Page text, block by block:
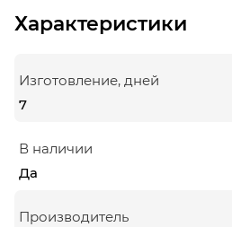
Характеристики
Изготовление, дней
7
В наличии
Да
Производитель